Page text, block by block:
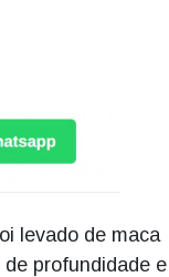
levado de maca
profundidade e